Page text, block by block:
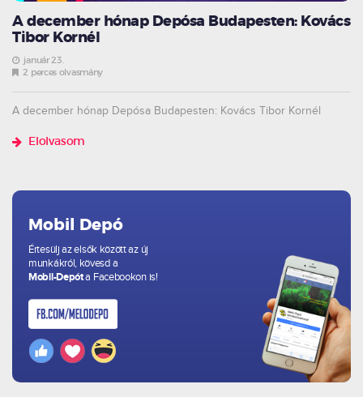
A december hónap Depósa Budapesten: Kovács
Tibor Kornél
január 23.
2 perces olvasmány
A december hónap Depósa Budapesten: Kovács Tibor Kornél
Elolvasom
Mobil Depó
Értesülj az elsők között az új
munkákról, kövesd a
Mobil-Depóta Facebookon is!